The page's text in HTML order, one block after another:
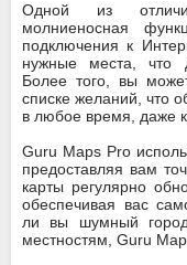
Одной из
молниеносная
подключения к
нужные места, что
Более того, вы
списке желаний, что
в любое время, даже
Guru Maps Pro
предоставляя вам
карты регулярно
обеспечивая вас
ли вы шумный
местностям, Guru